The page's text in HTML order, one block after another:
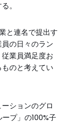
。
と連名で提出す
の日々のラン
業員満足度お
のと考えてい
ションのグロ
プ」の100%子